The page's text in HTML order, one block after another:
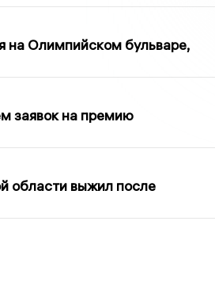
на Олимпийском бульваре,
заявок на премию
области выжил после